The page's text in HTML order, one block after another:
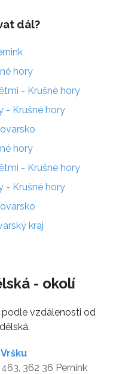
dál?
hory
- Krušné hory
- Krušné hory
hory
- Krušné hory
- Krušné hory
kraj
- okolí
podle vzdálenosti od
362 36 Pernink